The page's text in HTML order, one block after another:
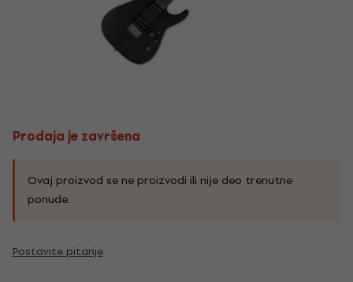
Prodaja je završena
Ovaj proizvod se ne proizvodi ili nije deo trenutne
ponude.
Postavite pitanje